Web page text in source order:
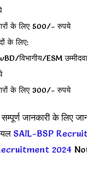
के लिए 500/- रुपये
के लिए:
विभागीय/ESM
के लिए 300/- रुपये
जानकारी के लिए
SAIL-BSP
2024